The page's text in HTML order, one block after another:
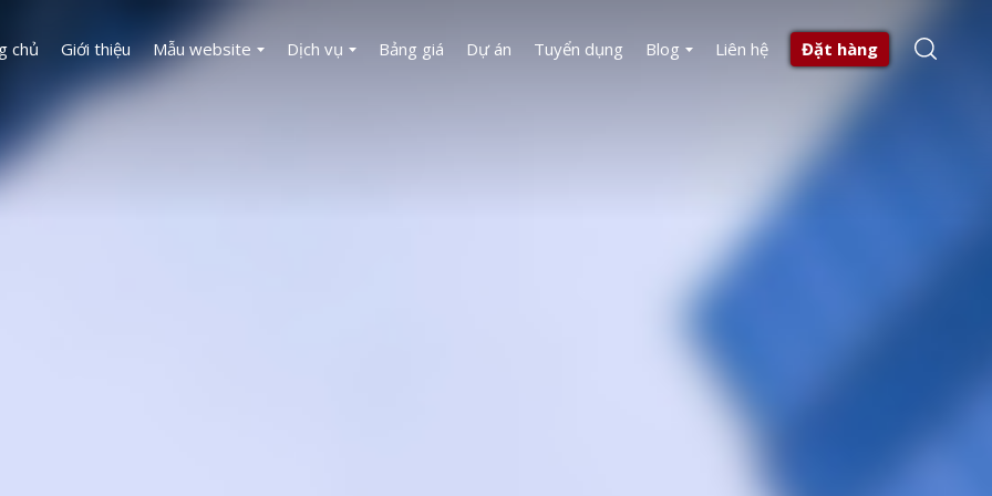
chủ Giới thiệu Mẫu website Dịch vụ Bảng giá Dự án Tuyển dụng Blog Liên hệ Đặt hàng